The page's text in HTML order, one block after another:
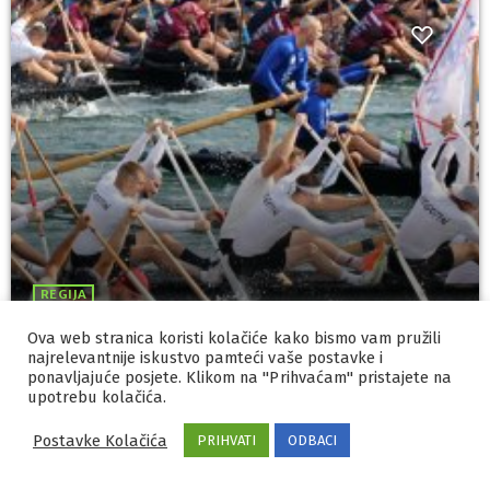
REGIJA
Gusari iz Komina i Crni Put zajedno
ušli u cilj 29. Maratona Lađa
today
Ova web stranica koristi kolačiće kako bismo vam pružili
najrelevantnije iskustvo pamteći vaše postavke i
ponavljajuće posjete. Klikom na "Prihvaćam" pristajete na
upotrebu kolačića.
Postavke Kolačića PRIHVATI ODBACI